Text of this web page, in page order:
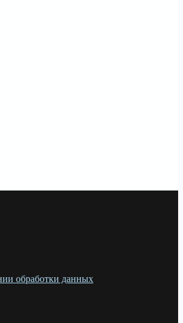
обработки данных